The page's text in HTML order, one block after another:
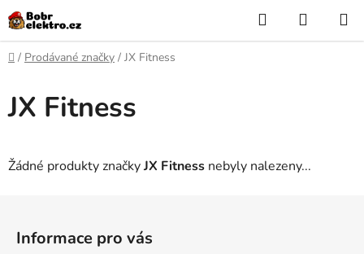
Přejít
na
obsah
Hledat
KOŠÍK
Domů
/ Prodávané značky / JX Fitness
JX Fitness
Žádné produkty značkyJX Fitness nebyly nalezeny...
Informace pro vás